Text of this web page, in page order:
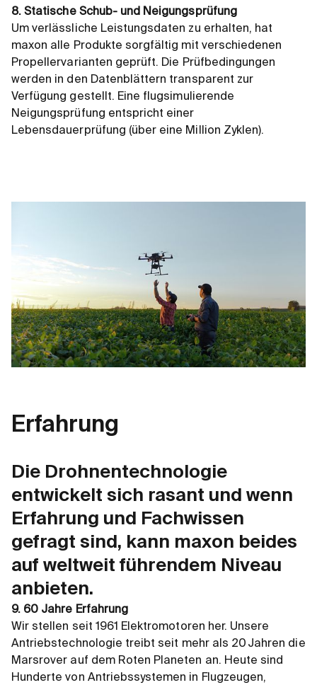
8. Statische Schub- und Neigungsprüfung
Um verlässliche Leistungsdaten zu erhalten, hat
maxon alle Produkte sorgfältig mit verschiedenen
Propellervarianten geprüft. Die Prüfbedingungen
werden in den Datenblättern transparent zur
Verfügung gestellt. Eine flugsimulierende
Neigungsprüfung entspricht einer
Lebensdauerprüfung (über eine Million Zyklen).
Erfahrung
Die Drohnentechnologie
entwickelt sich rasant und wenn
Erfahrung und Fachwissen
gefragt sind, kann maxon beides
auf weltweit führendem Niveau
anbieten.
9. 60 Jahre Erfahrung
Wir stellen seit 1961 Elektromotoren her. Unsere
Antriebstechnologie treibt seit mehr als 20 Jahren die
Marsrover auf dem Roten Planeten an. Heute sind
Hunderte von Antriebssystemen in Flugzeugen,